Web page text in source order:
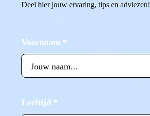
Deel hier jouw ervaring, tips en adviezen!
Voornaam *
Leeftijd *